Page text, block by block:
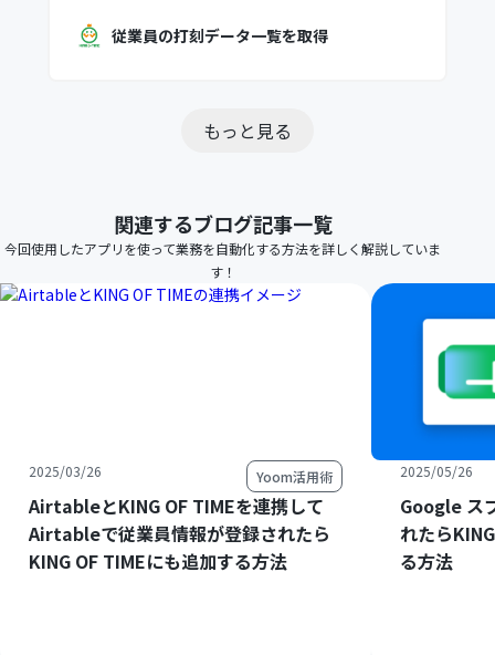
従業員の打刻データ一覧を取得
もっと見る
関連するブログ記事一覧
今回使用したアプリを使って業務を自動化する方法を詳しく解説していま
す！
2025/03/26 Yoom活用術
AirtableとKING OF TIMEを連携して
Airtableで従業員情報が登録されたら
KING OF TIMEにも追加する方法
2025/05/26
Google ス
れたら
る方法